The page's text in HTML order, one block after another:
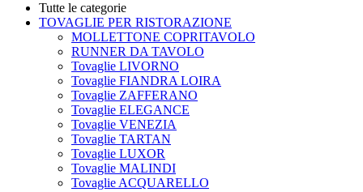
Tutte le categorie
TOVAGLIE PER RISTORAZIONE
MOLLETTONE COPRITAVOLO
RUNNER DA TAVOLO
Tovaglie LIVORNO
Tovaglie FIANDRA LOIRA
Tovaglie ZAFFERANO
Tovaglie ELEGANCE
Tovaglie VENEZIA
Tovaglie TARTAN
Tovaglie LUXOR
Tovaglie MALINDI
Tovaglie ACQUARELLO